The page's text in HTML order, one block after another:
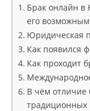
Брак онлайн в
его возможным
Юридическая
Как появился
Как проходит
В чём отличие
традиционных